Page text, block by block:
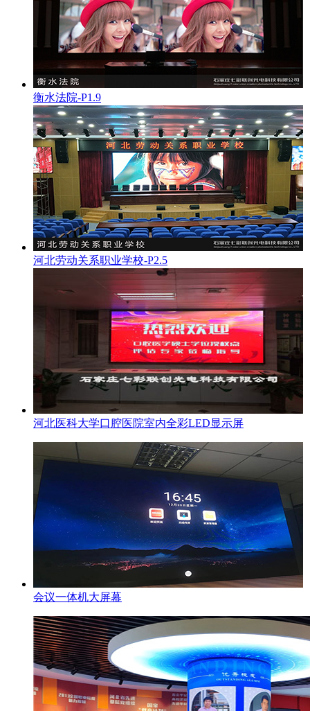
衡水法院-P1.9
河北劳动关系职业学校-P2.5
河北医科大学口腔医院室内全彩LED显示屏
会议一体机大屏幕